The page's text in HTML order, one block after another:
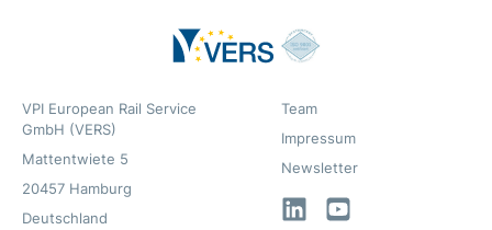
VPI European Rail Service
GmbH (VERS)
Mattentwiete 5
20457 Hamburg
Deutschland
Team
Impressum
Newsletter
LinkedInYouTube